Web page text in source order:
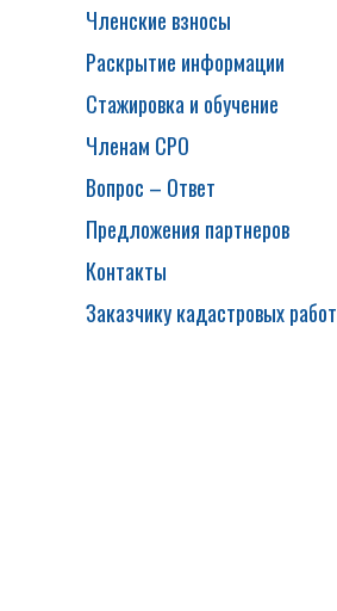
Членские взносы
Раскрытие информации
Стажировка и обучение
Членам СРО
Вопрос – Ответ
Предложения партнеров
Контакты
Заказчику кадастровых работ